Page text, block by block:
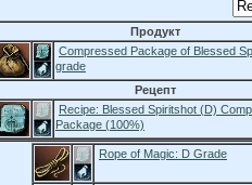
Продукт
Compressed Package of Blessed
grade
Рецепт
Recipe: Blessed Spiritshot (D)
Package (100%)
Rope of Magic: D Grade